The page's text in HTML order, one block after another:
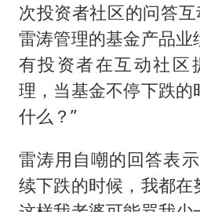
次投资者社区的问答互
雷涛管理的基金产品业
有投资者在互动社区
理，当基金不停下跌
什么？”
雷涛用自嘲的回答表
续下跌的时候，我都在